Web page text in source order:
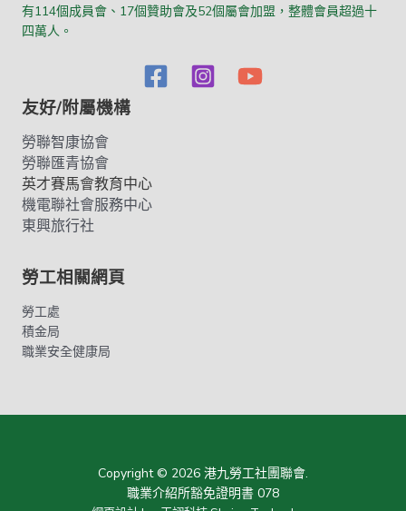
有114個成員會、17個贊助會及52個屬會加盟，整體會員超過十
四萬人。
友好/附屬機構
勞聯智康協會
勞聯匯青協會
英才賽馬會教育中心
機電聯社會服務中心
東興旅行社
勞工相關網頁
勞工處
積金局
職業安全健康局
Copyright © 2026 港九勞工社團聯會.
職業介紹所豁免證明書 078